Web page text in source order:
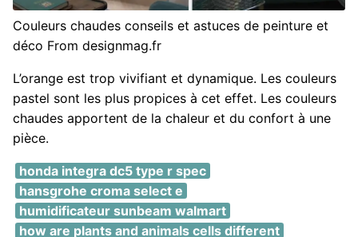
Couleurs chaudes conseils et astuces de peinture et
déco From designmag.fr
L’orange est trop vivifiant et dynamique. Les couleurs
pastel sont les plus propices à cet effet. Les couleurs
chaudes apportent de la chaleur et du confort à une
pièce.
honda integra dc5 type r spec
hansgrohe croma select e
humidificateur sunbeam walmart
how are plants and animals cells different